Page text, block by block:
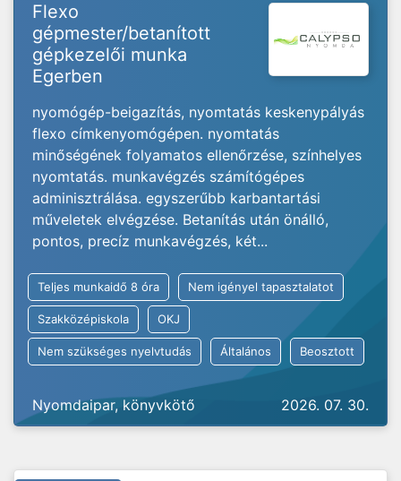
Flexo
gépmester/betanított
gépkezelői munka
Egerben
nyomógép-beigazítás, nyomtatás keskenypályás
flexo címkenyomógépen. nyomtatás
minőségének folyamatos ellenőrzése, színhelyes
nyomtatás. munkavégzés számítógépes
adminisztrálása. egyszerűbb karbantartási
műveletek elvégzése. Betanítás után önálló,
pontos, precíz munkavégzés, két...
Teljes munkaidő 8 óra Nem igényel tapasztalatot
Szakközépiskola OKJ
Nem szükséges nyelvtudás Általános Beosztott
Nyomdaipar, könyvkötő 2026. 07. 30.